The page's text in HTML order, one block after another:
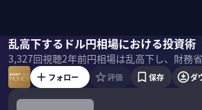
乱高下するドル円相場における投資術
3,327回視聴2年前
窪田真之国山ハセン
フォロー 評価 保存 ダ